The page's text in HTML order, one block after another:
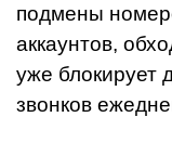
подмены
аккаунтов,
уже блокирует
звонков